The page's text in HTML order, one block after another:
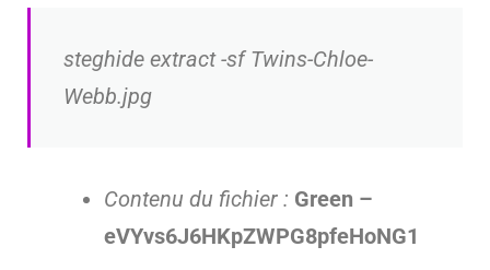
steghide extract -sf Twins-Chloe-
Webb.jpg
Contenu du fichier : Green –
eVYvs6J6HKpZWPG8pfeHoNG1